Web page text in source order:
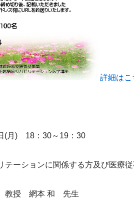
詳細はこ
(月)　18：30～19：30
テーションに関係する方及び医療
教授　網本 和　先生